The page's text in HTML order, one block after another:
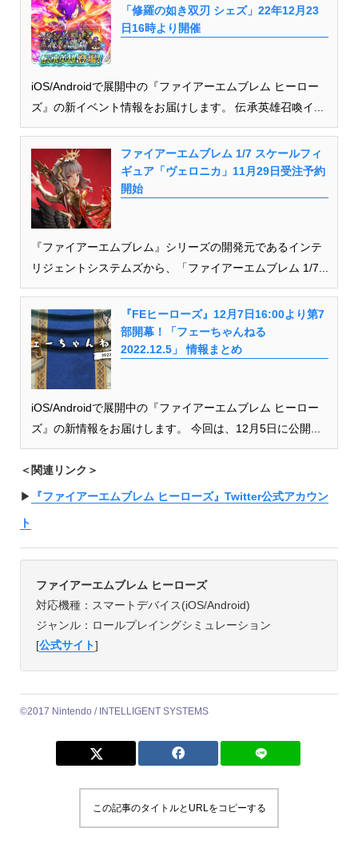
「修羅の如き双刃 シェズ」22年12月23
日16時より開催
iOS/Androidで展開中の『ファイアーエムブレム ヒーロー
ズ』の新イベント情報をお届けします。 伝承英雄召喚イ...
ファイアーエムブレム 1/7 スケールフィ
ギュア「ヴェロニカ」11⽉29⽇受注予約
開始
『ファイアーエムブレム』シリーズの開発元であるインテ
リジェントシステムズから、「ファイアーエムブレム 1/7...
『FEヒーローズ』12月7日16:00より第7
部開幕！「フェーちゃんねる
2022.12.5」 情報まとめ
iOS/Androidで展開中の『ファイアーエムブレム ヒーロー
ズ』の新情報をお届けします。 今回は、12月5日に公開...
＜関連リンク＞
▶︎ 『ファイアーエムブレム ヒーローズ』Twitter公式アカウン
ト
ファイアーエムブレム ヒーローズ
対応機種：スマートデバイス(iOS/Android)
ジャンル：ロールプレイングシミュレーション
[公式サイト]
©2017 Nintendo / INTELLIGENT SYSTEMS
この記事のタイトルとURLをコピーする